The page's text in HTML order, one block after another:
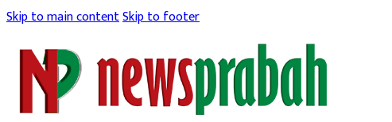
Skip to main contentSkip to footer